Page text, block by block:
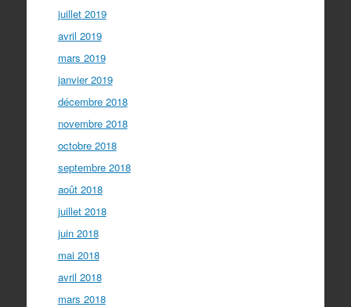
juillet 2019
avril 2019
mars 2019
janvier 2019
décembre 2018
novembre 2018
octobre 2018
septembre 2018
août 2018
juillet 2018
juin 2018
mai 2018
avril 2018
mars 2018